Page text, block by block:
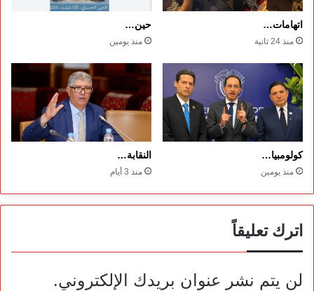
اتهامات…
منذ 24 ثانية
حين…
منذ يومين
كولومبيا…
منذ يومين
النقابة…
منذ 3 أيام
اترك تعليقاً
لن يتم نشر عنوان بريدك الإلكتروني.